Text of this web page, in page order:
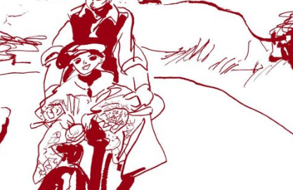
EVENT
CULTURE
TRIP&TRAVEL
ENTRY